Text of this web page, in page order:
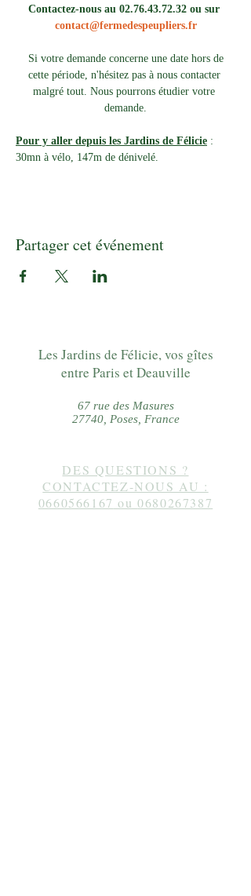
Contactez-nous au 02.76.43.72.32 ou sur
contact@fermedespeupliers.fr
Si votre demande concerne une date hors de
cette période, n'hésitez pas à nous contacter
malgré tout. Nous pourrons étudier votre
demande.
Pour y aller depuis les Jardins de Félicie :
30mn à vélo, 147m de dénivelé.
Partager cet événement
Les Jardins de Félicie, vos gîtes
entre Paris et Deauville
67 rue des Masures
27740, Poses, France
DES QUESTIONS ?
CONTACTEZ-NOUS AU :
0660566167 ou0680267387